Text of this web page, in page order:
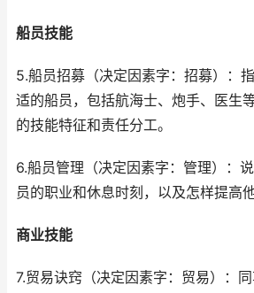
船员技能
5.船员招募（决定因素字：招募）：
适的船员，包括航海士、炮手、医生
的技能特征和责任分工。
6.船员管理（决定因素字：管理）：
员的职业和休息时刻，以及怎样提高
商业技能
7.贸易诀窍（决定因素字：贸易）：